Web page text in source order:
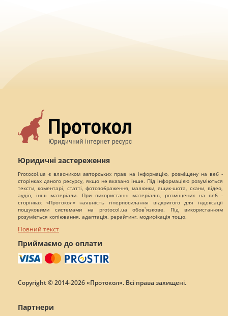
Юридичні застереження
Protocol.ua є власником авторських прав на інформацію, розміщену на веб -
сторінках даного ресурсу, якщо не вказано інше. Під інформацією розуміються
тексти, коментарі, статті, фотозображення, малюнки, ящик-шота, скани, відео,
аудіо, інші матеріали. При використанні матеріалів, розміщених на веб -
сторінках «Протокол» наявність гіперпосилання відкритого для індексації
пошуковими системами на protocol.ua обов`язкове. Під використанням
розуміється копіювання, адаптація, рерайтинг, модифікація тощо.
Повний текст
Приймаємо до оплати
Copyright © 2014-2026 «Протокол». Всі права захищені.
Партнери